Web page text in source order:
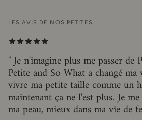
LES AVIS DE NOS PETITES
" Je n'imagine plus me passer de
Petite and So What a changé
vivre ma petite taille comme un
maintenant ça ne l'est plus. Je
ma peau, mieux dans ma vie de